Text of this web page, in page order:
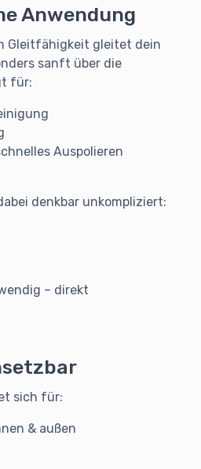
Anwendung
Gleitfähigkeit gleitet dein
sanft über die
für:
Auspolieren
denkbar unkompliziert:
– direkt
sich für:
& außen